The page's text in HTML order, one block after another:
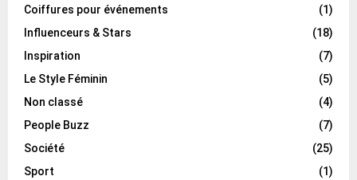
Coiffures pour événements
(1)
Influenceurs & Stars
(18)
Inspiration
(7)
Le Style Féminin
(5)
Non classé
(4)
People Buzz
(7)
Société
(25)
Sport
(1)